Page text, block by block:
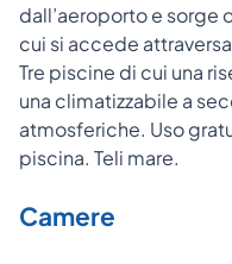
dall’aeroporto e sorge
cui si accede
Tre piscine di cui una
una climatizzabile a
atmosferiche. Uso
piscina. Teli mare.
Camere